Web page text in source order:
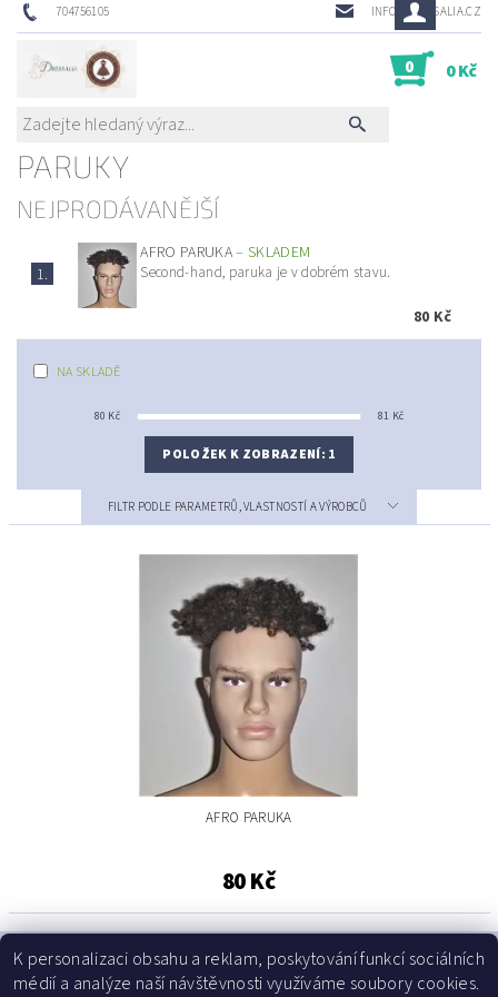
704756105 INFO@DRESSALIA.CZ
0 0 Kč
PARUKY
NEJPRODÁVANĚJŠÍ
1.
AFRO PARUKA– SKLADEM
Second-hand, paruka je v dobrém stavu.
80 Kč
NA SKLADĚ
80 Kč 81 Kč
POLOŽEK K ZOBRAZENÍ: 1
FILTR PODLE PARAMETRŮ, VLASTNOSTÍ A VÝROBCŮ
AFRO PARUKA
80 Kč
K personalizaci obsahu a reklam, poskytování funkcí sociálních
médií a analýze naší návštěvnosti využíváme soubory cookies.